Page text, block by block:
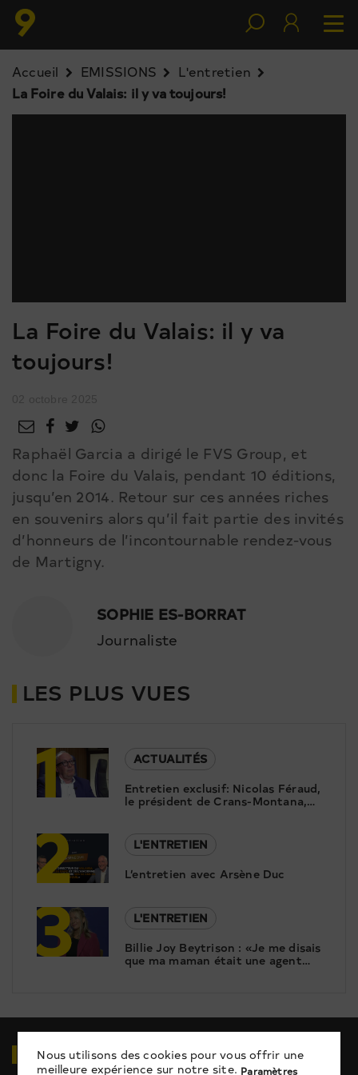
Accueil EMISSIONS
L'entretien
La Foire du Valais: il y va toujours!
La Foire du Valais: il y va
toujours!
Raphaël Garcia a dirigé le FVS Group, et
donc la Foire du Valais, pendant 10 éditions,
jusqu’en 2014. Retour sur ces années riches
en souvenirs alors qu’il fait partie des invités
d’honneurs de l’incontournable rendez-vous
de Martigny.
SOPHIE ES-BORRAT
Journaliste
LES PLUS VUES
1
ACTUALITÉS
Entretien exclusif: Nicolas Féraud,
le président de Crans-Montana,
répond aux questions de Canal9
2
L'ENTRETIEN
L’entretien avec Arsène Duc
3
L'ENTRETIEN
Billie Joy Beytrison : «Je me disais
que ma maman était une agent
secret, qu’elle allait revenir, je me
VIDÉOSEN RELATION
Nous utilisons des cookies pour vous offrir une
meilleure expérience sur notre site. Paramètres